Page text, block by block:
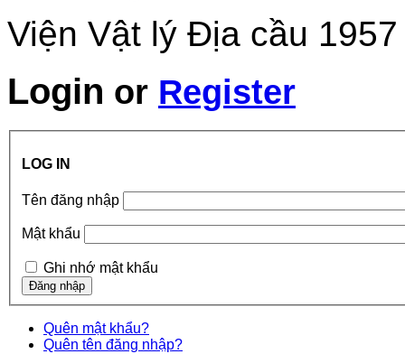
Viện Vật lý Địa cầu
Login or Register
LOG IN
Tên đăng nhập
Mật khẩu
Ghi nhớ mật khẩu
Quên mật khẩu?
Quên tên đăng nhập?